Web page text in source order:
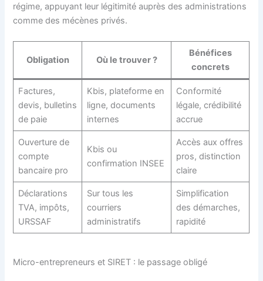
régime, appuyant leur légitimité auprès des administrations
comme des mécènes privés.
Obligation Où le trouver ?
Bénéfices
concrets
Factures,
devis, bulletins
de paie
Kbis, plateforme en
ligne, documents
internes
Conformité
légale, crédibilité
accrue
Ouverture de
compte
bancaire pro
Kbis ou
confirmation INSEE
Accès aux offres
pros, distinction
claire
Déclarations
TVA, impôts,
URSSAF
Sur tous les
courriers
administratifs
Simplification
des démarches,
rapidité
Micro-entrepreneurs et SIRET : le passage obligé